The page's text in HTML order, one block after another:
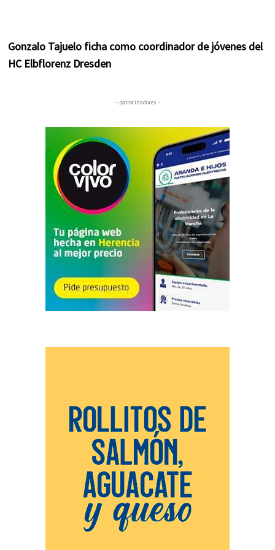
Gonzalo Tajuelo ficha como coordinador de jóvenes del
HC Elbflorenz Dresden
– patrocinadores –